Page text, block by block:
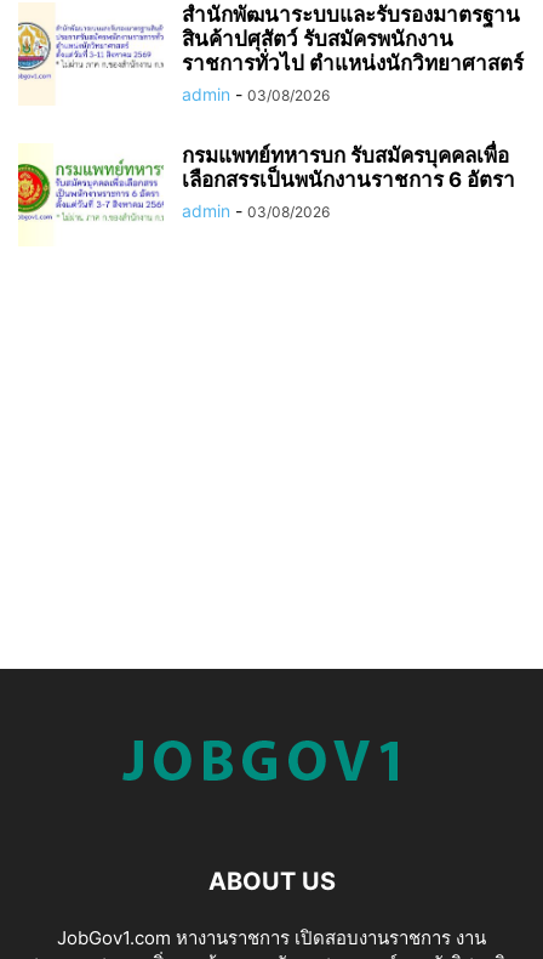
สำนักพัฒนาระบบและรับรองมาตรฐาน
สินค้าปศุสัตว์ รับสมัครพนักงาน
ราชการทั่วไป ตำแหน่งนักวิทยาศาสตร์
admin - 03/08/2026
กรมแพทย์ทหารบก รับสมัครบุคคลเพื่อ
เลือกสรรเป็นพนักงานราชการ 6 อัตรา
admin - 03/08/2026
ABOUT US
JobGov1.com หางานราชการ เปิดสอบงานราชการ งาน